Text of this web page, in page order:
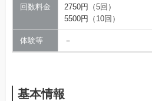
回数料金
2750円（5回）
5500円（10回）
体験等 －
基本情報